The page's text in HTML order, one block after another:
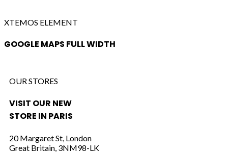
XTEMOS ELEMENT
GOOGLE MAPS FULL WIDTH
OUR STORES
VISIT OUR NEW
STORE IN PARIS
20 Margaret St, London
Great Britain, 3NM98-LK